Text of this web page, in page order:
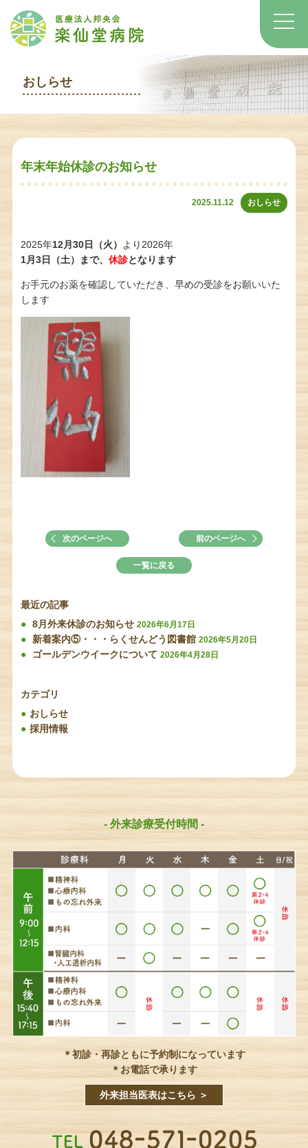
おしらせ
年末年始休診のお知らせ
2025.11.12 おしらせ
2025年12月30日（火）
より2026年
1月3日（土）まで、休診となります
お手元のお薬を確認していただき、早めの受診をお願いいた
します
次のページへ 前のページへ
一覧に戻る
最近の記事
8月外来休診のお知らせ 2026年6月17日
新着案内⑤・・・らくせんどう図書館 2026年5月20日
ゴールデンウイークについて 2026年4月28日
カテゴリ
おしらせ
採用情報
- 外来診療受付時間 -
＊初診・再診ともに予約制になっています
＊お電話で承ります
外来担当医表はこちら ＞